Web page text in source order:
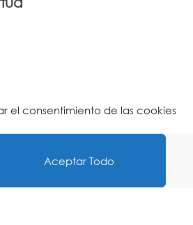
el consentimiento de las cookies
Aceptar Todo
Politika-Lege Oharra